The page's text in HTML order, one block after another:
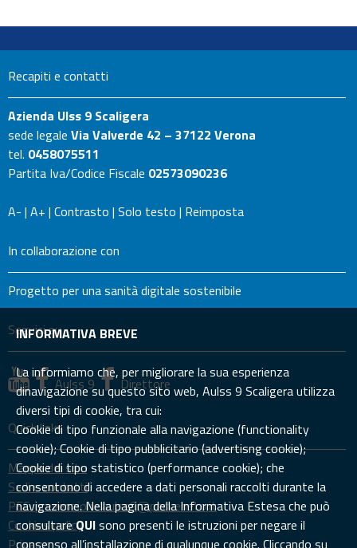
Recapiti e contatti
Azienda Ulss 9 Scaligera
sede legale Via Valverde 42 – 37122 Verona
tel. 0458075511
Partita Iva/Codice Fiscale 02573090236
A- | A+ | Contrasto | Solo testo | Reimposta
In collaborazione con
Progetto per una sanità digitale sostenibile
Seguici su
Aulss 9 Direttore
Quick links
Mappa del sito
Sedi e contatti
PEC: prevenzione.aulss9@pecveneto.it
Cookies policy
Privacy
INFORMATIVA BREVE
La informiamo che, per migliorare la sua esperienza
dinavigazione su questo sito web, Aulss 9 Scaligera utilizza
diversi tipi di cookie, tra cui:
Cookie di tipo funzionale alla navigazione (functionality
cookie); Cookie di tipo pubblicitario (advertisng cookie);
Cookie di tipo statistico (performance cookie); che
consentono di accedere a dati personali raccolti durante la
navigazione. Nella pagina della Informativa Estesa che può
consultareQUIsono presenti le istruzioni per negare il
consenso all’installazione di qualunque cookie. Cliccando su